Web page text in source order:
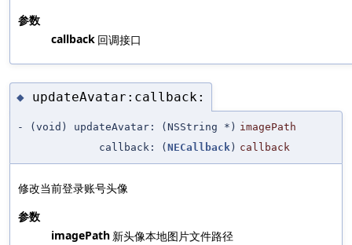
参数
callback 回调接口
◆ updateAvatar:callback:
- (void) updateAvatar: (NSString *) imagePath
callback:
( NECallback ) callback
修改当前登录账号头像
参数
imagePath 新头像本地图片文件路径